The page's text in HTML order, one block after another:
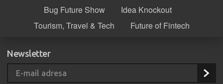
Bug Future Show
Idea Knockout
Tourism, Travel & Tech
Future of Fintech
Newsletter